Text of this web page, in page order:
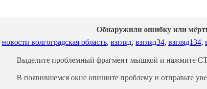
новости волгоградская область, взгляд, взгляд34, взгляд134,
Обнаружили ошибку или
Выделите проблемный фрагмент мышкой и нажмите
В появившемся окне опишите проблему и отправьте